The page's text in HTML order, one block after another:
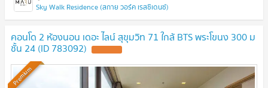
Sky Walk Residence (สกาย วอร์ค เรสซิเดนซ์)
คอนโด 2 ห้องนอน เดอะ ไลน์ สุขุมวิท 71 ใกล้ BTS พระโขนง 300 ม
ชั้น 24 (ID 783092)
Premium